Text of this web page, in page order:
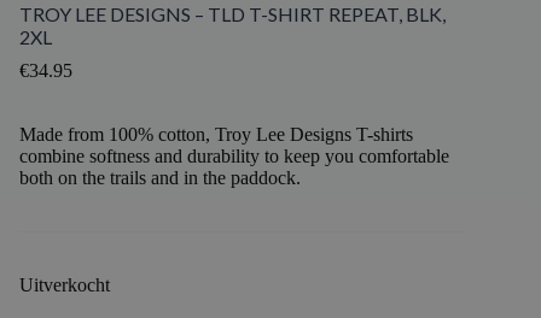
TROY LEE DESIGNS – TLD T-SHIRT REPEAT, BLK,
2XL
€34.95
Made from 100% cotton, Troy Lee Designs T-shirts
combine softness and durability to keep you comfortable
both on the trails and in the paddock.
Uitverkocht